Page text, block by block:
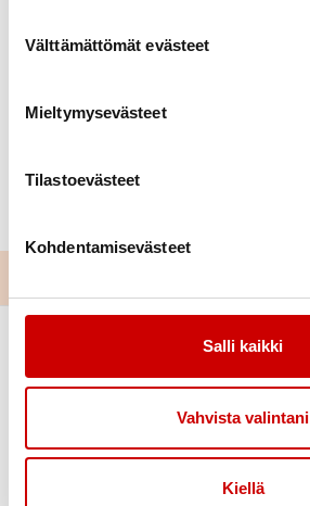
Välttämättömät evästeet
Mieltymysevästeet
Tilastoevästeet
Kohdentamisevästeet
Salli kaikki
Vahvista valintani
Kiellä